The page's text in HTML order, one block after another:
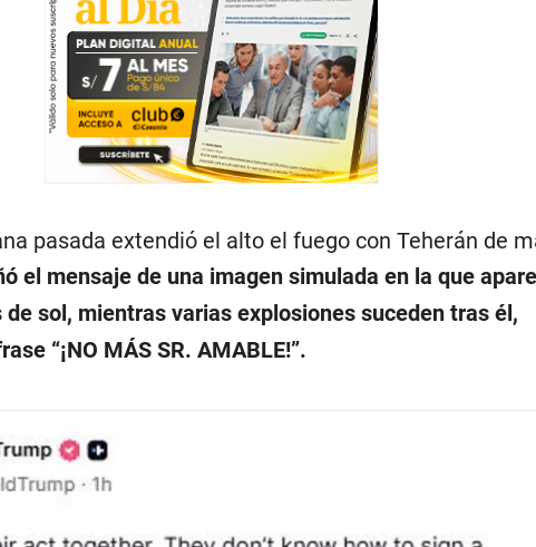
pasada extendió el alto el fuego con Teherán de
el mensaje de una imagen simulada en la que
sol, mientras varias explosiones suceden tras él,
“¡NO MÁS SR. AMABLE!”.